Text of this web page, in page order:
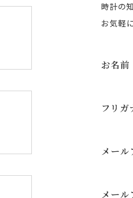
時計の
お気軽
お名前
フリガ
メー
メール